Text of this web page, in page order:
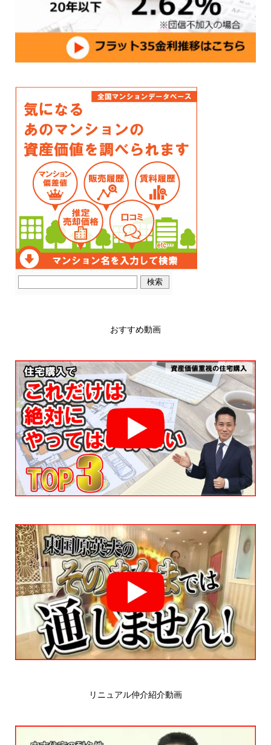
おすすめ動画
リニュアル仲介紹介動画